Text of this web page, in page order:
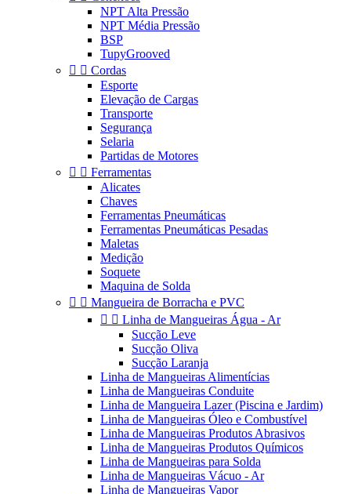
NPT Alta Pressão
NPT Média Pressão
BSP
TupyGrooved
  Cordas
Esporte
Elevação de Cargas
Transporte
Segurança
Selaria
Partidas de Motores
  Ferramentas
Alicates
Chaves
Ferramentas Pneumáticas
Ferramentas Pneumáticas Pesadas
Maletas
Medição
Soquete
Maquina de Solda
  Mangueira de Borracha e PVC
  Linha de Mangueiras Água - Ar
Sucção Leve
Sucção Oliva
Sucção Laranja
Linha de Mangueiras Alimentícias
Linha de Mangueiras Conduite
Linha de Mangueira Lazer (Piscina e Jardim)
Linha de Mangueiras Óleo e Combustível
Linha de Mangueiras Produtos Abrasivos
Linha de Mangueiras Produtos Químicos
Linha de Mangueiras para Solda
Linha de Mangueiras Vácuo - Ar
Linha de Mangueiras Vapor